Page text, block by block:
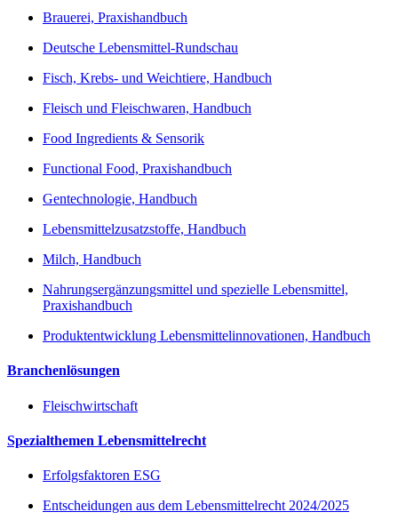
Brauerei, Praxishandbuch
Deutsche Lebensmittel-Rundschau
Fisch, Krebs- und Weichtiere, Handbuch
Fleisch und Fleischwaren, Handbuch
Food Ingredients & Sensorik
Functional Food, Praxishandbuch
Gentechnologie, Handbuch
Lebensmittelzusatzstoffe, Handbuch
Milch, Handbuch
Nahrungsergänzungsmittel und spezielle Lebensmittel,
Praxishandbuch
Produktentwicklung Lebensmittelinnovationen, Handbuch
Branchenlösungen
Fleischwirtschaft
Spezialthemen Lebensmittelrecht
Erfolgsfaktoren ESG
Entscheidungen aus dem Lebensmittelrecht 2024/2025